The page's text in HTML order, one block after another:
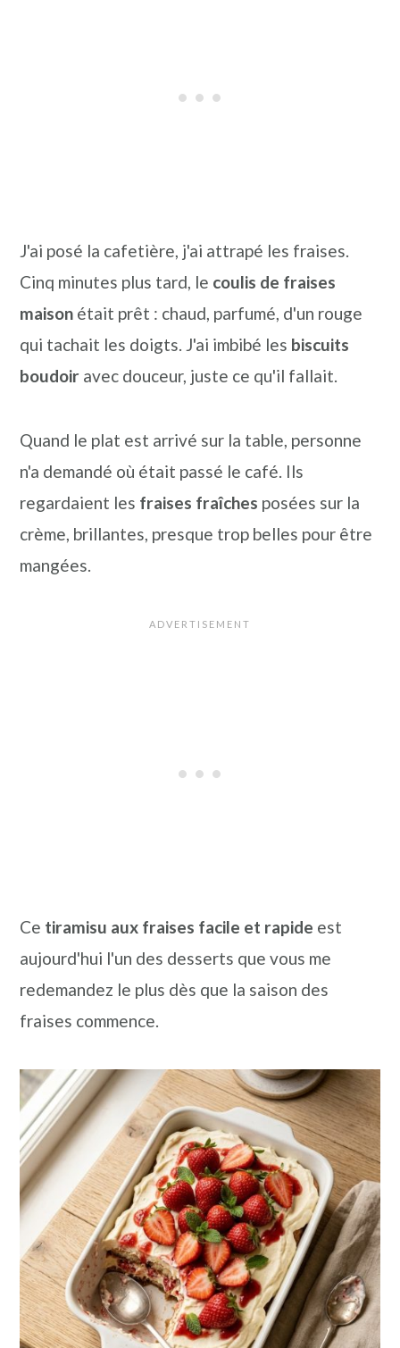
J'ai posé la cafetière, j'ai attrapé les fraises.
Cinq minutes plus tard, le coulis de fraises
maison était prêt : chaud, parfumé, d'un rouge
qui tachait les doigts. J'ai imbibé les biscuits
boudoir avec douceur, juste ce qu'il fallait.
Quand le plat est arrivé sur la table, personne
n'a demandé où était passé le café. Ils
regardaient les fraises fraîches posées sur la
crème, brillantes, presque trop belles pour être
mangées.
Ce tiramisu aux fraises facile et rapide est
aujourd'hui l'un des desserts que vous me
redemandez le plus dès que la saison des
fraises commence.